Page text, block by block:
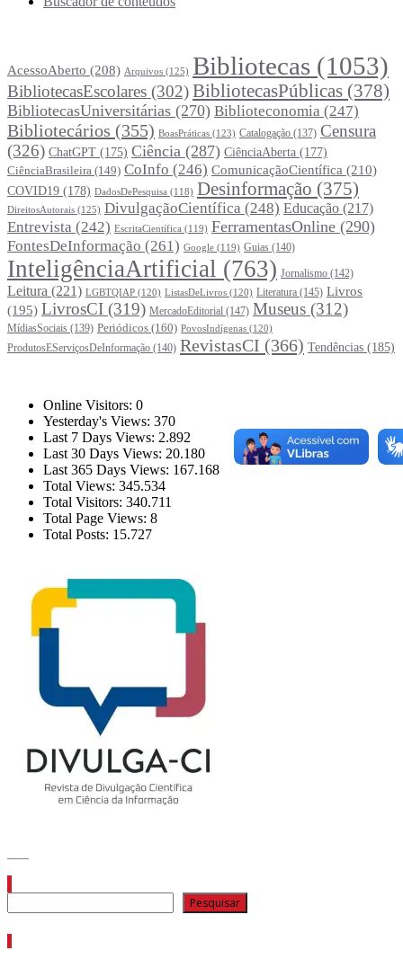
AcessoAberto (208) Arquivos (125) Bibliotecas (1053)
BibliotecasEscolares (302)BibliotecasPúblicas (378)
BibliotecasUniversitárias (270) Biblioteconomia (247)
Bibliotecários (355) BoasPráticas (123) Catalogação (137) Censura
(326) ChatGPT (175) Ciência (287) CiênciaAberta (177)
CiênciaBrasileira (149) CoInfo (246) ComunicaçãoCientífica (210)
COVID19 (178) DadosDePesquisa (118) Desinformação (375)
DireitosAutorais (125) DivulgaçãoCientífica (248) Educação (217)
Entrevista (242) EscritaCientífica (119) FerramentasOnline (290)
FontesDeInformação (261) Google (119) Guias (140)
InteligênciaArtificial (763) Jornalismo (142)
Leitura (221) LGBTQIAP (120) ListasDeLivros (120) Literatura (145) Livros
(195) LivrosCI (319) MercadoEditorial (147) Museus (312)
MídiasSociais (139) Periódicos (160) PovosIndígenas (120)
ProdutosEServiçosDeInformação (140) RevistasCI (366) Tendências (185)
Online Visitors: 0
Yesterday's Views: 370
Last 7 Days Views: 2.892
Last 30 Days Views: 20.180
Last 365 Days Views: 167.168
Total Views: 345.534
Total Visitors: 340.711
Total Page Views: 8
Total Posts: 15.727
Pesquisar